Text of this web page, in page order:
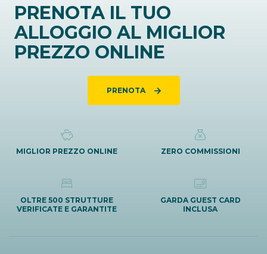
PRENOTA IL TUO
ALLOGGIO AL MIGLIOR
PREZZO ONLINE
PRENOTA
MIGLIOR PREZZO ONLINE ZERO COMMISSIONI
OLTRE 500 STRUTTURE
VERIFICATE E GARANTITE
GARDA GUEST CARD
INCLUSA